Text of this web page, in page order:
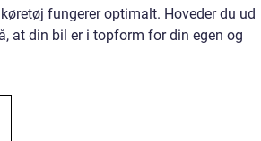
fungerer optimalt. Hoveder du ud
at din bil er i topform for din egen og